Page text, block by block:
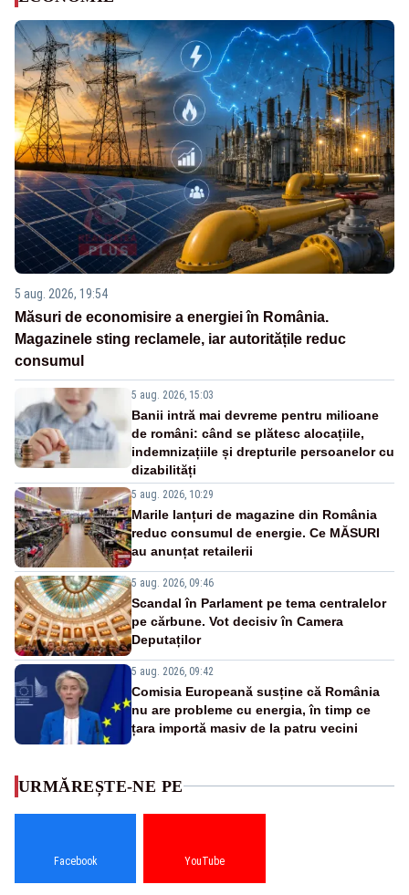
5 aug. 2026, 19:54
Măsuri de economisire a energiei în România.
Magazinele sting reclamele, iar autoritățile reduc
consumul
5 aug. 2026, 15:03
Banii intră mai devreme pentru milioane
de români: când se plătesc alocațiile,
indemnizațiile și drepturile persoanelor cu
dizabilități
5 aug. 2026, 10:29
Marile lanțuri de magazine din România
reduc consumul de energie. Ce MĂSURI
au anunțat retailerii
5 aug. 2026, 09:46
Scandal în Parlament pe tema centralelor
pe cărbune. Vot decisiv în Camera
Deputaților
5 aug. 2026, 09:42
Comisia Europeană susține că România
nu are probleme cu energia, în timp ce
țara importă masiv de la patru vecini
URMĂREȘTE-NE PE
Facebook YouTube